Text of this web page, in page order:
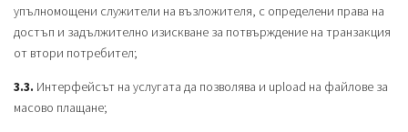
упълномощени служители на възложителя, с определени права на
достъп и задължително изискване за потвърждение на транзакция
от втори потребител;
3.3. Интерфейсът на услугата да позволява и upload на файлове за
масово плащане;